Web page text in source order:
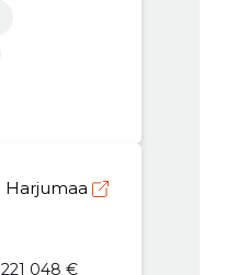
Harjumaa
221 048 €